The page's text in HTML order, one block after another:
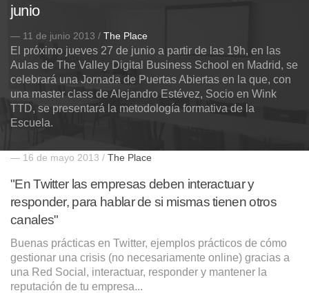
junio
— 11 de junio 2013 / The Place
El próximo jueves 27 de junio a partir de las 19h, en las
Aulas de The Valley Digital Business School en Madrid, se
celebrará una Jornada de Puertas Abiertas en la que, con
una master class de Alejandro Estévez, Socio en Wink
TTD, se presentará la metodología formativa de la
Escuela.
— 16 de mayo 2013 / The Place
"En Twitter las empresas deben interactuar y
responder, para hablar de si mismas tienen otros
canales"
Buenas prácticas en Twitter, ejemplos prácticos de cómo
gestionar una crisis (no necesariamente online) gracias a
una Red Social, interactuar, responder y mantener la
reputación de tu empresa...